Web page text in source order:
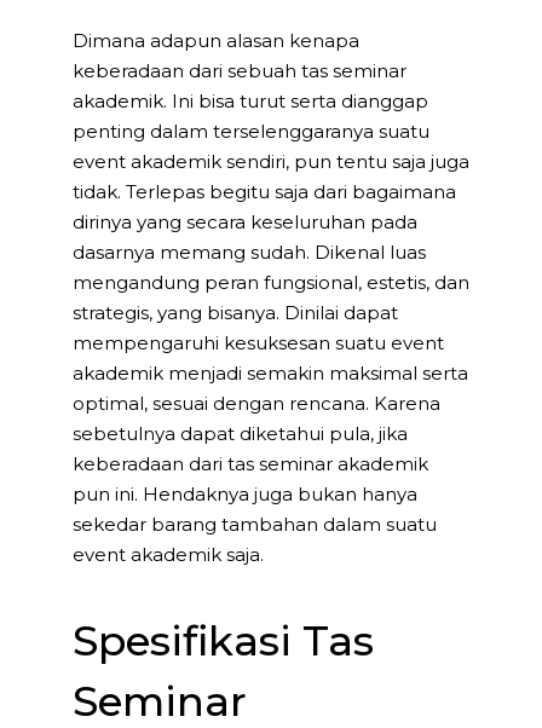
Dimana adapun alasan kenapa
keberadaan dari sebuah tas seminar
akademik. Ini bisa turut serta dianggap
penting dalam terselenggaranya suatu
event akademik sendiri, pun tentu saja juga
tidak. Terlepas begitu saja dari bagaimana
dirinya yang secara keseluruhan pada
dasarnya memang sudah. Dikenal luas
mengandung peran fungsional, estetis, dan
strategis, yang bisanya. Dinilai dapat
mempengaruhi kesuksesan suatu event
akademik menjadi semakin maksimal serta
optimal, sesuai dengan rencana. Karena
sebetulnya dapat diketahui pula, jika
keberadaan dari tas seminar akademik
pun ini. Hendaknya juga bukan hanya
sekedar barang tambahan dalam suatu
event akademik saja.
Spesifikasi Tas
Seminar